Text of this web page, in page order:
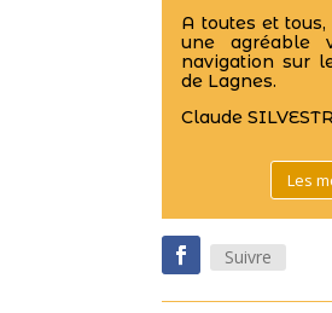
A toutes et
une agréable
navigation sur
de Lagnes.
Claude
Les
Suivre